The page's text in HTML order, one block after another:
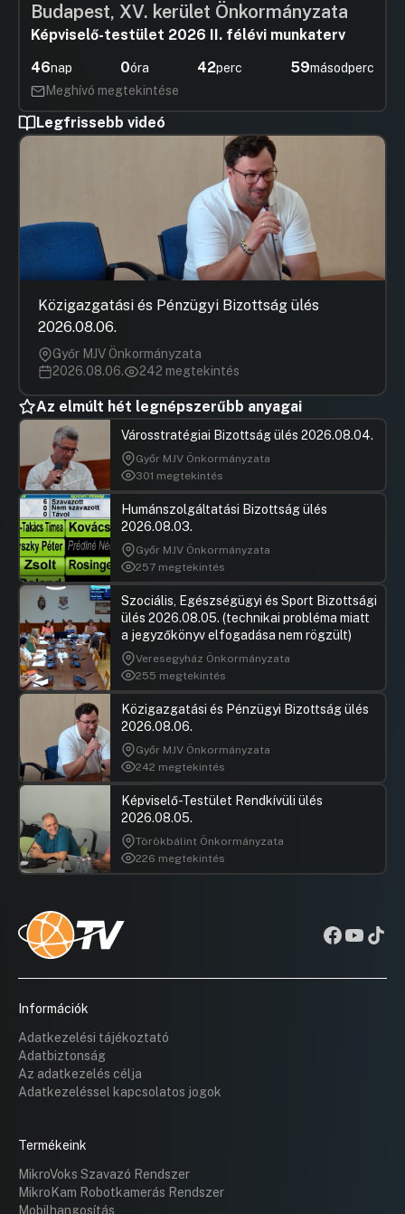
Budapest, XV. kerület Önkormányzata
Képviselő-testület 2026 II. félévi munkaterv
46nap 0óra 42perc 59másodperc
Meghívó megtekintése
Legfrissebb videó
Közigazgatási és Pénzügyi Bizottság ülés
2026.08.06.
Győr MJV Önkormányzata
2026.08.06.
242 megtekintés
Az elmúlt hét legnépszerűbb anyagai
Városstratégiai Bizottság ülés 2026.08.04.
Győr MJV Önkormányzata
301 megtekintés
Humánszolgáltatási Bizottság ülés
2026.08.03.
Győr MJV Önkormányzata
257 megtekintés
Szociális, Egészségügyi és Sport Bizottsági
ülés 2026.08.05. (technikai probléma miatt
a jegyzőkönyv elfogadása nem rögzült)
Veresegyház Önkormányzata
255 megtekintés
Közigazgatási és Pénzügyi Bizottság ülés
2026.08.06.
Győr MJV Önkormányzata
242 megtekintés
Képviselő-Testület Rendkívüli ülés
2026.08.05.
Törökbálint Önkormányzata
226 megtekintés
Információk
Adatkezelési tájékoztató
Adatbiztonság
Az adatkezelés célja
Adatkezeléssel kapcsolatos jogok
Termékeink
MikroVoks Szavazó Rendszer
MikroKam Robotkamerás Rendszer
Mobilhangosítás